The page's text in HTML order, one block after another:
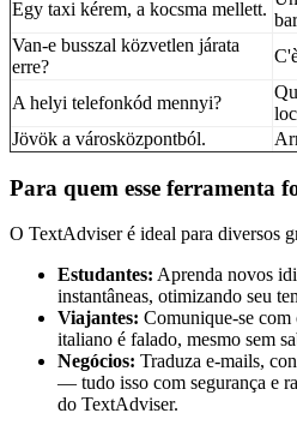
Egy taxi kérem, a kocsma mellett.
Van-e busszal közvetlen járata
erre?
A helyi telefonkód mennyi?
Jövök a városközpontból.
Para quem esse ferramenta
O TextAdviser é ideal para diversos
Estudantes: Aprenda novos
instantâneas, otimizando seu
Viajantes: Comunique-se com
italiano é falado, mesmo sem
Negócios: Traduza e-mails,
— tudo isso com segurança e
do TextAdviser.